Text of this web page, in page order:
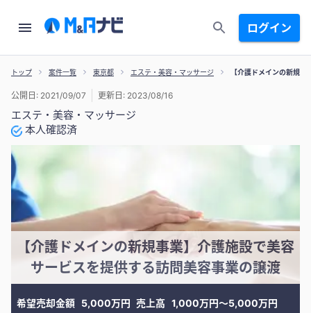
ログイン
トップ 案件一覧 東京都 エステ・美容・マッサージ 【介護ドメインの新規
エステ・美容・マッサージ
本人確認済
公開日: 2021/09/07 更新日: 2023/08/16
【介護ドメインの新規事業】介護施設で美容
サービスを提供する訪問美容事業の譲渡
希望売却金額 5,000万円 売上高 1,000万円〜5,000万円